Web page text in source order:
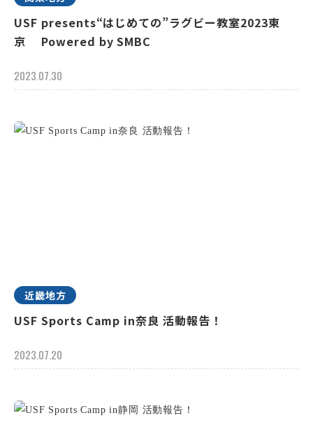
USF presents“はじめての”ラグビー教室2023東
京 Powered by SMBC
2023.07.30
近畿地方
USF Sports Camp in奈良 活動報告！
2023.07.20